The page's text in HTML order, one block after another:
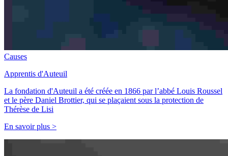
Causes
Apprentis d'Auteuil
La fondation d'Auteuil a été créée en 1866 par l’abbé Louis Roussel
et le père Daniel Brottier, qui se plaçaient sous la protection de
Thérèse de Lisi
En savoir plus >